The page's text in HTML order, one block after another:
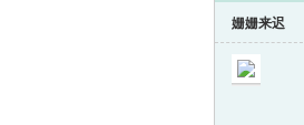
姗姗来迟